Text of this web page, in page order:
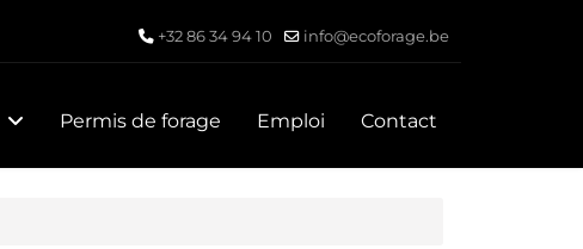
+32 86 34 94 10 info@ecoforage.be
Permis de forage Emploi Contact